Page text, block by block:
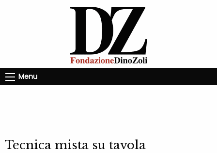
Menu
Tecnica mista su tavola